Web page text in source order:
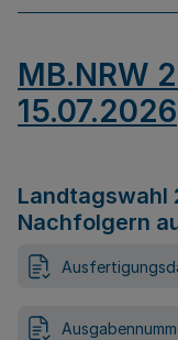
MB.NRW
15.07.2026
Landtagswahl
Nachfolgern